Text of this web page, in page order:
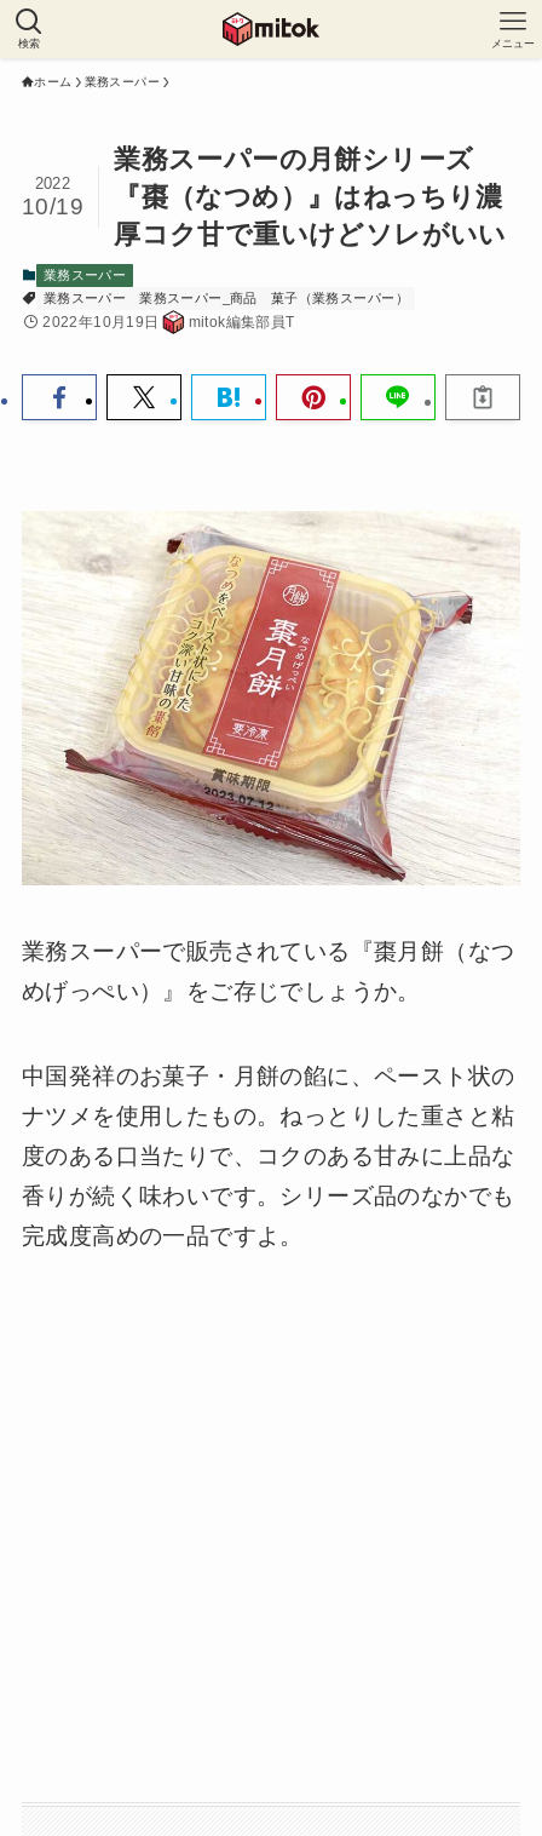
検索 メニュー
ホーム 業務スーパー
業務スーパーの月餅シリーズ
『棗（なつめ）』はねっちり濃
厚コク甘で重いけどソレがいい
2022
10/19
業務スーパー
業務スーパー
業務スーパー_商品 菓子（業務スーパー）
2022年10月19日 mitok編集部員T
業務スーパーで販売されている『棗月餅（なつ
めげっぺい）』をご存じでしょうか。
中国発祥のお菓子・月餅の餡に、ペースト状の
ナツメを使用したもの。ねっとりした重さと粘
度のある口当たりで、コクのある甘みに上品な
香りが続く味わいです。シリーズ品のなかでも
完成度高めの一品ですよ。